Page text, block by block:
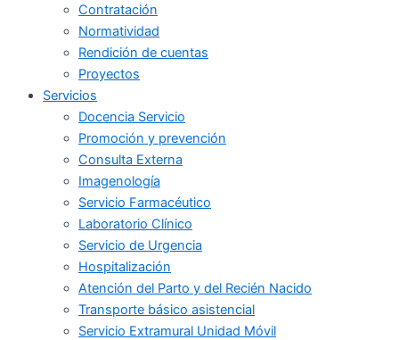
Contratación
Normatividad
Rendición de cuentas
Proyectos
Servicios
Docencia Servicio
Promoción y prevención
Consulta Externa
Imagenología
Servicio Farmacéutico
Laboratorio Clínico
Servicio de Urgencia
Hospitalización
Atención del Parto y del Recién Nacido
Transporte básico asistencial
Servicio Extramural Unidad Móvil